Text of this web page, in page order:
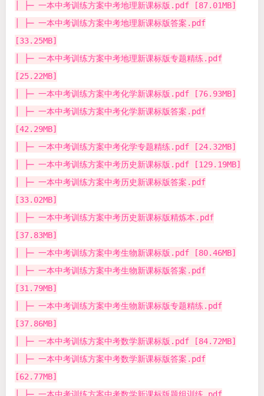
│ ├─ 一本中考训练方案中考地理新课标版.pdf [87.01MB]
│ ├─ 一本中考训练方案中考地理新课标版答案.pdf
[33.25MB]
│ ├─ 一本中考训练方案中考地理新课标版专题精练.pdf
[25.22MB]
│ ├─ 一本中考训练方案中考化学新课标版.pdf [76.93MB]
│ ├─ 一本中考训练方案中考化学新课标版答案.pdf
[42.29MB]
│ ├─ 一本中考训练方案中考化学专题精练.pdf [24.32MB]
│ ├─ 一本中考训练方案中考历史新课标版.pdf [129.19MB]
│ ├─ 一本中考训练方案中考历史新课标版答案.pdf
[33.02MB]
│ ├─ 一本中考训练方案中考历史新课标版精炼本.pdf
[37.83MB]
│ ├─ 一本中考训练方案中考生物新课标版.pdf [80.46MB]
│ ├─ 一本中考训练方案中考生物新课标版答案.pdf
[31.79MB]
│ ├─ 一本中考训练方案中考生物新课标版专题精练.pdf
[37.86MB]
│ ├─ 一本中考训练方案中考数学新课标版.pdf [84.72MB]
│ ├─ 一本中考训练方案中考数学新课标版答案.pdf
[62.77MB]